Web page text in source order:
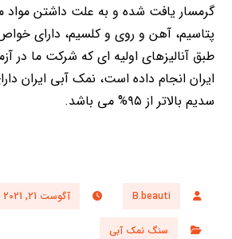
گرمسار یافت شده و به علت داشتن مواد
پتاسیم، آهن و روی و کلسیم، دارای
طبق آنالیزهای اولیه ای که شرکت ما در
ایران انجام داده است، نمک آبی ایران
سدیم بالاتر از ۹۵% می باشد.
B.beauti آگوست 21, 2021
سنگ نمک آبی